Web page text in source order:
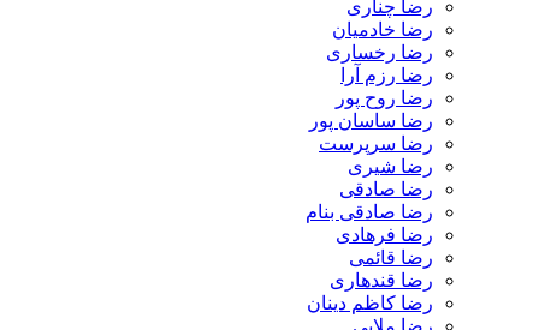
رضا چناری
رضا خادمیان
رضا رخساری
رضا رزم آرا
رضا روح پور
رضا ساسان پور
رضا سرپرست
رضا شیری
رضا صادقی
رضا صادقی بنام
رضا فرهادی
رضا قائمی
رضا قندهاری
رضا کاظم دینان